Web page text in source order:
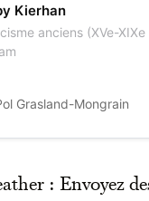
Kierhan
anciens (XVe-
Grasland-Mongrain
: Envoyez